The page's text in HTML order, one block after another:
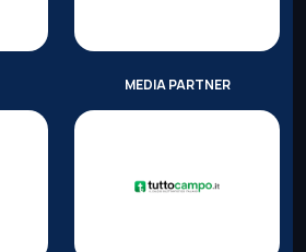
MEDIA PARTNER